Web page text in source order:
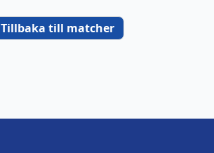
Tillbaka till matcher